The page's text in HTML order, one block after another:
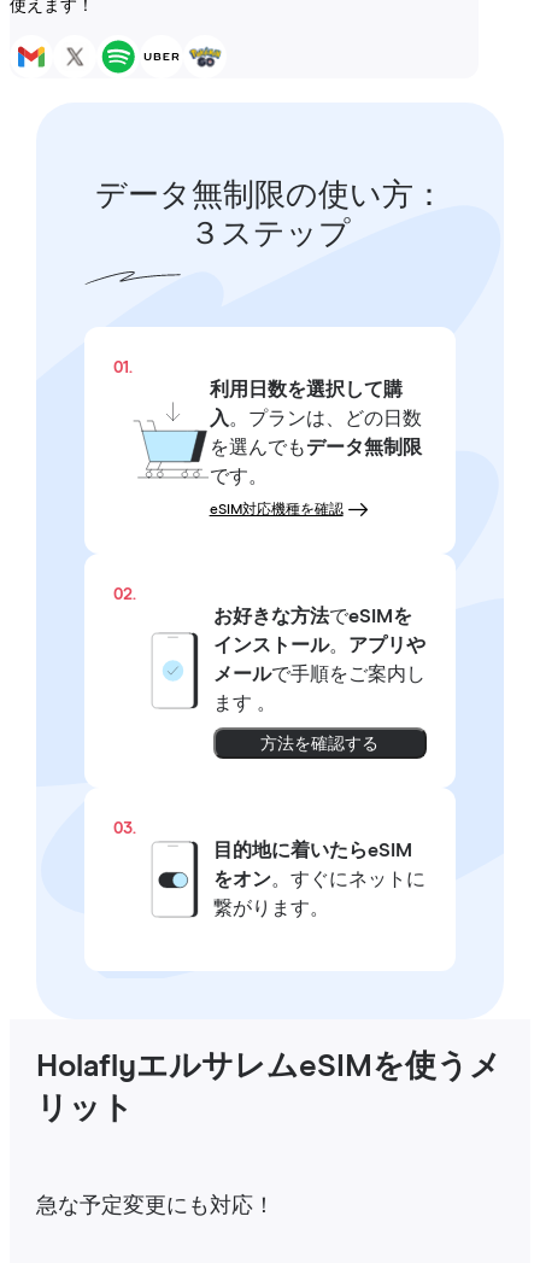
使えます！
データ無制限の使い方：
３ステップ
01.
利用日数を選択して購
入 。プランは、どの日数
を選んでもデータ無制限
です。
eSIM対応機種を確認
02.
お好きな方法でeSIMを
インストール。 アプリや
メールで手順をご案内し
ます 。
方法を確認する
03.
目的地に着いたらeSIM
をオン。すぐにネットに
繋がります。
HolaflyエルサレムeSIMを使うメ
リット
急な予定変更にも対応！